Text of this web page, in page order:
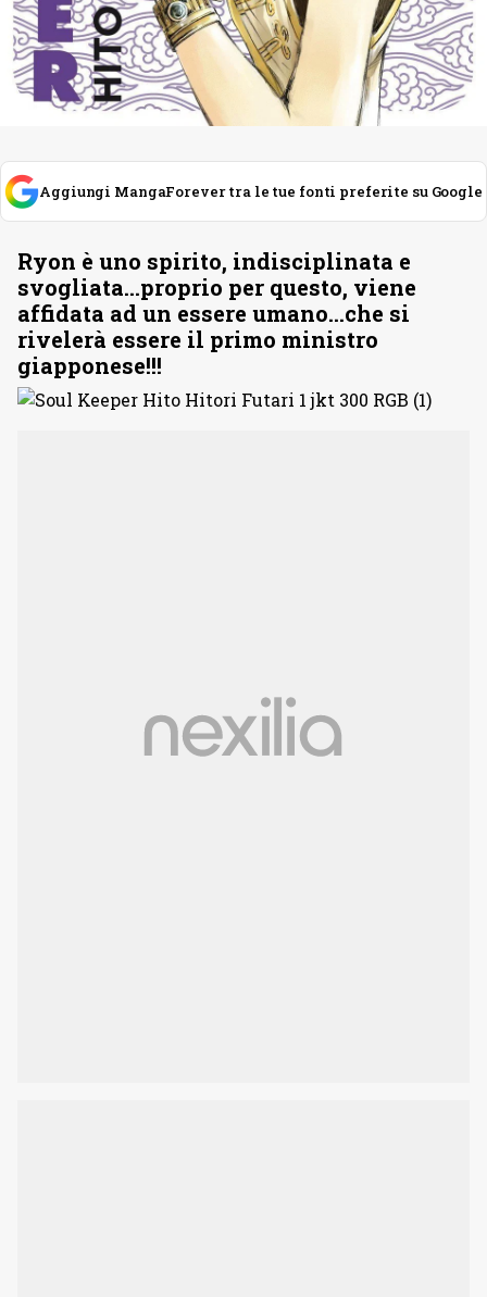
Aggiungi MangaForever tra le tue fonti preferite su Google
Ryon è uno spirito, indisciplinata e
svogliata…proprio per questo, viene
affidata ad un essere umano…che si
rivelerà essere il primo ministro
giapponese!!!